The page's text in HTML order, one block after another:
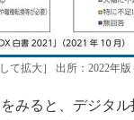
て拡大］ 出所：2022年
ると、デジタル